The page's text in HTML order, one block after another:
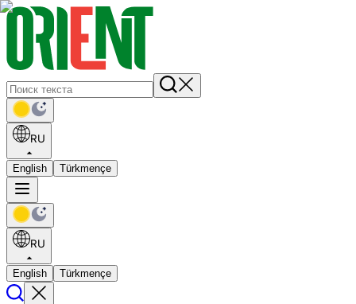
RU
English Türkmençe
RU
English Türkmençe